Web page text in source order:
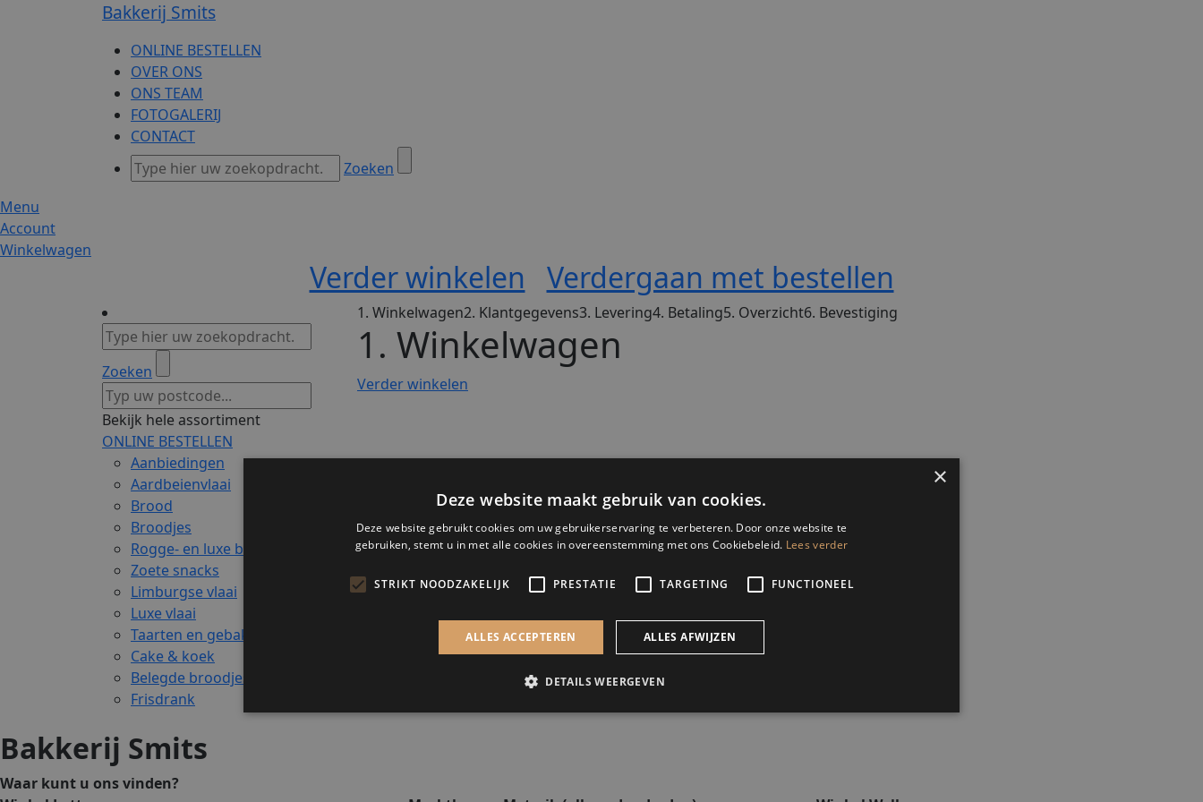
Bakkerij Smits
ONLINE BESTELLEN
OVER ONS
ONS TEAM
FOTOGALERIJ
CONTACT
Zoeken
Menu
Account
Winkelwagen
Verder winkelen Verdergaan met bestellen
Zoeken
Bekijk hele assortiment
ONLINE BESTELLEN
Aanbiedingen
Aardbeienvlaai
Brood
Broodjes
Rogge- en luxe brood
Zoete snacks
Limburgse vlaai
Luxe vlaai
Taarten en gebak
Cake & koek
Belegde broodjes & snacks
Frisdrank
1. Winkelwagen2. Klantgegevens3. Levering4. Betaling5. Overzicht6. Bevestiging
1. Winkelwagen
Verder winkelen
Bakkerij Smits
Waar kunt u ons vinden?
×
Deze website maakt gebruik van cookies.
Deze website gebruikt cookies om uw gebruikerservaring te verbeteren. Door onze website te
gebruiken, stemt u in met alle cookies in overeenstemming met ons Cookiebeleid. Lees verder
STRIKT NOODZAKELIJK PRESTATIE TARGETING FUNCTIONEEL
ALLES ACCEPTEREN ALLES AFWIJZEN
DETAILS WEERGEVEN
website kan niet goed worden gebruikt zonder de strikt noodzakelijke cookies.